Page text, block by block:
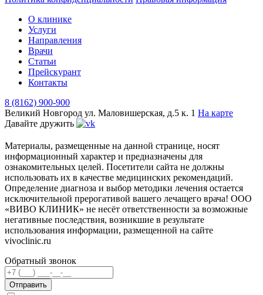
О клинике
Услуги
Направления
Врачи
Статьи
Прейскурант
Контакты
8 (8162) 900-900
Великий Новгород ул. Маловишерская, д.5 к. 1 На карте
Давайте дружить
Материалы, размещенные на данной странице, носят
информационный характер и предназначены для
ознакомительных целей. Посетители сайта не должны
использовать их в качестве медицинских рекомендаций.
Определение диагноза и выбор методики лечения остается
исключительной прерогативой вашего лечащего врача! ООО
«ВИВО КЛИНИК» не несёт ответственности за возможные
негативные последствия, возникшие в результате
использования информации, размещенной на сайте
vivoclinic.ru
Обратный звонок
Телефон